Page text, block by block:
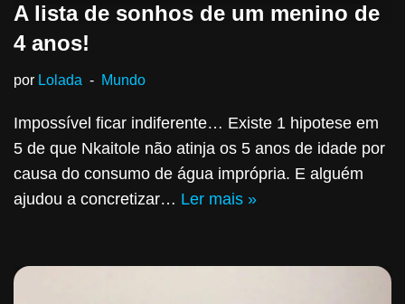
A lista de sonhos de um menino de
4 anos!
por Lolada Mundo
Impossível ficar indiferente… Existe 1 hipotese em
5 de que Nkaitole não atinja os 5 anos de idade por
causa do consumo de água imprópria. E alguém
ajudou a concretizar… Ler mais »